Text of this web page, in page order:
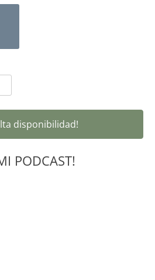
disponibilidad!
PODCAST!